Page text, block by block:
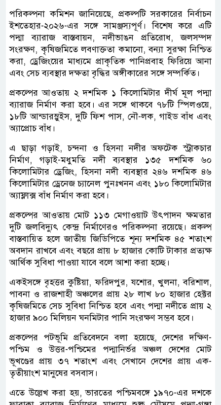
পরিকল্পনা কমিশন জানিয়েছে, প্রকল্পটি সরকারের নির্বাচন
ইশতেহার-২০২৬-এর সঙ্গে সামঞ্জস্যপূর্ণ। বিশেষ করে এটি
পদ্মা ব্যারাজ বাস্তবায়ন, নদীভাঙন প্রতিরোধ, জলসম্পদ
সংরক্ষণ, কৃষিজমিতে লবণাক্ততা কমানো, বন্যা সুরক্ষা নিশ্চিত
করা, ড্রেজিংয়ের মাধ্যমে প্রাকৃতিক পানিপ্রবাহ ফিরিয়ে আনা
এবং সেচ ব্যবস্থার দক্ষতা বৃদ্ধির অঙ্গীকারের সঙ্গে সম্পর্কিত।
প্রকল্পের আওতায় ২ দশমিক ১ কিলোমিটার দীর্ঘ মূল পদ্মা
ব্যারাজ নির্মাণ করা হবে। এর সঙ্গে থাকবে ৭৮টি স্পিলওয়ে,
১৮টি আন্ডারস্লুইস, দুটি ফিশ পাস, নৌ-লক, গাইড বাঁধ এবং
অ্যাপ্রোচ বাঁধ।
এ ছাড়া গড়াই, চন্দনা ও হিসনা নদীর অফটেক স্ট্রাকচার
নির্মাণ, গড়াই-মধুমতি নদী ব্যবস্থার ১৩৫ দশমিক ৬০
কিলোমিটার ড্রেজিং, হিসনা নদী ব্যবস্থার ২৪৬ দশমিক ৪৬
কিলোমিটার ড্রেনেজ চ্যানেল পুনঃখনন এবং ১৮০ কিলোমিটার
অ্যাফ্লাক্স বাঁধ নির্মাণ করা হবে।
প্রকল্পের আওতায় মোট ১১৩ মেগাওয়াট উৎপাদন ক্ষমতার
দুটি জলবিদ্যুৎ কেন্দ্র নির্মাণেরও পরিকল্পনা রয়েছে। প্রকল্প
বাস্তবায়িত হলে জাতীয় জিডিপিতে শূন্য দশমিক ৪৫ শতাংশ
অবদান রাখবে এবং বছরে প্রায় ৮ হাজার কোটি টাকার প্রত্যক্ষ
আর্থিক সুবিধা পাওয়া যাবে বলে আশা করা হচ্ছে।
একইসঙ্গে বৃহত্তর কুষ্টিয়া, ফরিদপুর, যশোর, খুলনা, বরিশাল,
পাবনা ও রাজশাহী অঞ্চলের প্রায় ২৮ লাখ ৮০ হাজার হেক্টর
কৃষিজমিতে সেচ সুবিধা নিশ্চিত হবে এবং পদ্মা নদীতে প্রায় ২
হাজার ৯০০ মিলিয়ন ঘনমিটার পানি সংরক্ষণ সম্ভব হবে।
প্রকল্পের পটভূমি প্রতিবেদনে বলা হয়েছে, দেশের দক্ষিণ-
পশ্চিম ও উত্তর-পশ্চিমের পদ্মানির্ভর অঞ্চল দেশের মোট
ভূখণ্ডের প্রায় ৩৭ শতাংশ এবং সেখানে দেশের প্রায় এক-
তৃতীয়াংশ মানুষের বসবাস।
এতে উল্লেখ করা হয়, ভারতের পশ্চিমবঙ্গে ১৯৭০-এর দশকে